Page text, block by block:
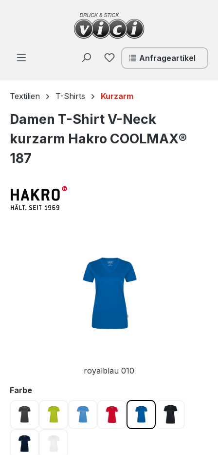
Zum Hauptinhalt springen
Du hast 0 Produkte auf
Anfrageartikel
Textilien T-Shirts Kurzarm
Damen T-Shirt V-Neck
kurzarm Hakro COOLMAX®
187
royalblau 010
Farbeauswählen
anthrazit 028kiwi 040malibublau 041
rot 002 royalblau 010schwarz 005
tinte 034 weiß 001